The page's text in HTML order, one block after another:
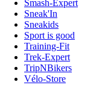
Smash-Expert
Sneak'In
Sneakids
Sport is good
Training-Fit
Trek-Expert
TripNBikers
Vélo-Store